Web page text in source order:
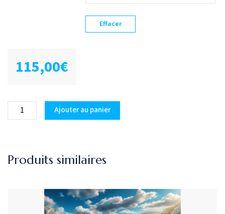
Effacer
115,00€
Ajouter au panier
Produits similaires